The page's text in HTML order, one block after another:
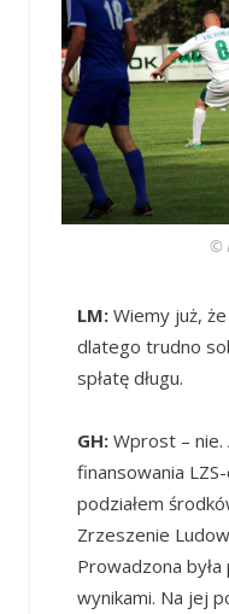
©
LM:Wiemy już,
dlatego trudno
spłatę długu.
GH:Wprost – nie.
finansowania
podziałem
Zrzeszenie
Prowadzona
wynikami. Na jej